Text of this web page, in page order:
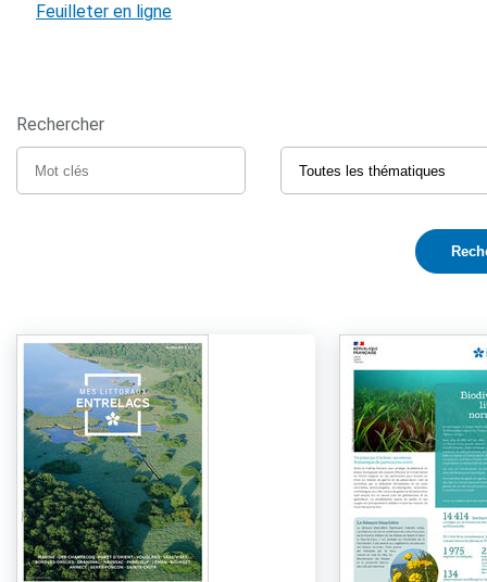
Feuilleter en ligne
Rechercher